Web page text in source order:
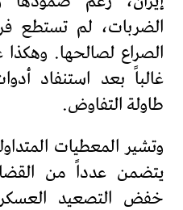
الضربات، لم تستطع
الصراع لصالحها.
غالباً بعد استنفاد
طاولة التفاوض.
وتشير المعطيات
يتضمن عدداً من
خفض التصعيد